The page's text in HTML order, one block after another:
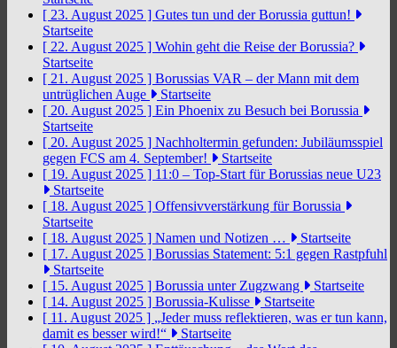
[ 23. August 2025 ] Gutes tun und der Borussia guttun!
Startseite
[ 22. August 2025 ] Wohin geht die Reise der Borussia?
Startseite
[ 21. August 2025 ] Borussias VAR – der Mann mit dem
untrüglichen Auge
Startseite
[ 20. August 2025 ] Ein Phoenix zu Besuch bei Borussia
Startseite
[ 20. August 2025 ] Nachholtermin gefunden: Jubiläumsspiel
gegen FCS am 4. September!
Startseite
[ 19. August 2025 ] 11:0 – Top-Start für Borussias neue U23
Startseite
[ 18. August 2025 ] Offensivverstärkung für Borussia
Startseite
[ 18. August 2025 ] Namen und Notizen …
Startseite
[ 17. August 2025 ] Borussias Statement: 5:1 gegen Rastpfuhl
Startseite
[ 15. August 2025 ] Borussia unter Zugzwang
Startseite
[ 14. August 2025 ] Borussia-Kulisse
Startseite
[ 11. August 2025 ] „Jeder muss reflektieren, was er tun kann,
damit es besser wird!“
Startseite